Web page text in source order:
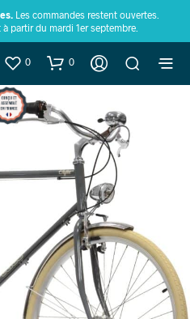
Les commandes restent ouvertes.
partir du mardi 1er septembre.
0 0